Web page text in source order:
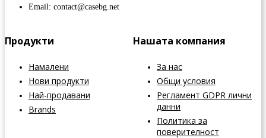
Email: contact@casebg.net
Продукти
Намалени
Нови продукти
Най-продавани
Brands
Нашата компания
За нас
Общи условия
Регламент GDPR лични
данни
Политика за
поверителност